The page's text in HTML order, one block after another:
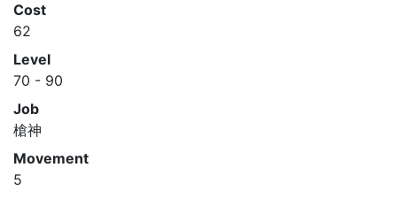
Cost
62
Level
70 - 90
Job
槍神
Movement
5